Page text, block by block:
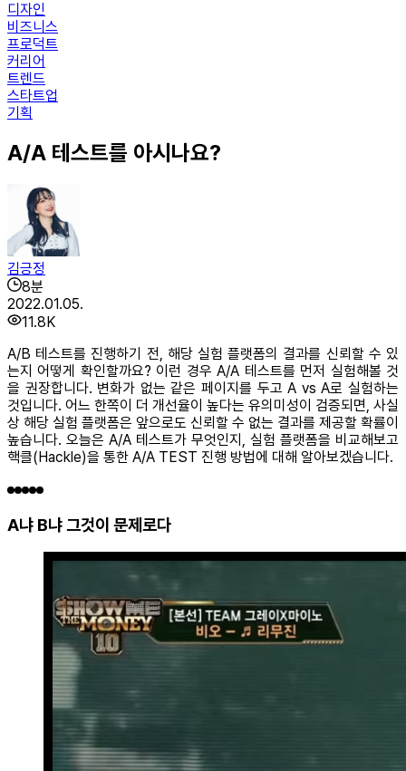
디자인
비즈니스
프로덕트
커리어
트렌드
스타트업
기획
A/A 테스트를 아시나요?
김긍정
8분
2022.01.05.
11.8K
A/B 테스트를 진행하기 전, 해당 실험 플랫폼의 결과를 신뢰할 수 있
는지 어떻게 확인할까요? 이런 경우 A/A 테스트를 먼저 실험해볼 것
을 권장합니다. 변화가 없는 같은 페이지를 두고 A vs A로 실험하는
것입니다. 어느 한쪽이 더 개선율이 높다는 유의미성이 검증되면, 사실
상 해당 실험 플랫폼은 앞으로도 신뢰할 수 없는 결과를 제공할 확률이
높습니다. 오늘은 A/A 테스트가 무엇인지, 실험 플랫폼을 비교해보고
핵클(Hackle)을 통한 A/A TEST 진행 방법에 대해 알아보겠습니다.
A냐 B냐 그것이 문제로다